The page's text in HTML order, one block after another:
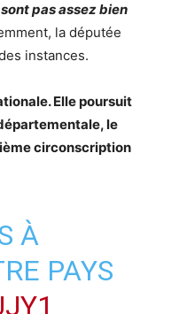
pas assez bien
la députée
instances.
Elle poursuit
le
circonscription
À
PAYS